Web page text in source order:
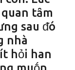
tȃm
sau ᵭó
nhà
hỏi han